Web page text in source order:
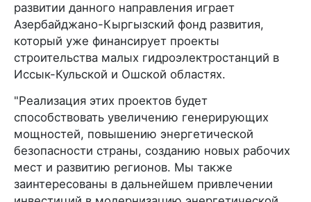
развитии данного направления играет
Азербайджано-Кыргызский фонд развития,
который уже финансирует проекты
строительства малых гидроэлектростанций в
Иссык-Кульской и Ошской областях.
"Реализация этих проектов будет
способствовать увеличению генерирующих
мощностей, повышению энергетической
безопасности страны, созданию новых рабочих
мест и развитию регионов. Мы также
заинтересованы в дальнейшем привлечении